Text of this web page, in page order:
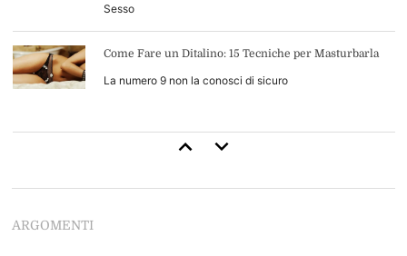
Sesso
Come Fare un Ditalino: 15 Tecniche per Masturbarla
La numero 9 non la conosci di sicuro
ARGOMENTI